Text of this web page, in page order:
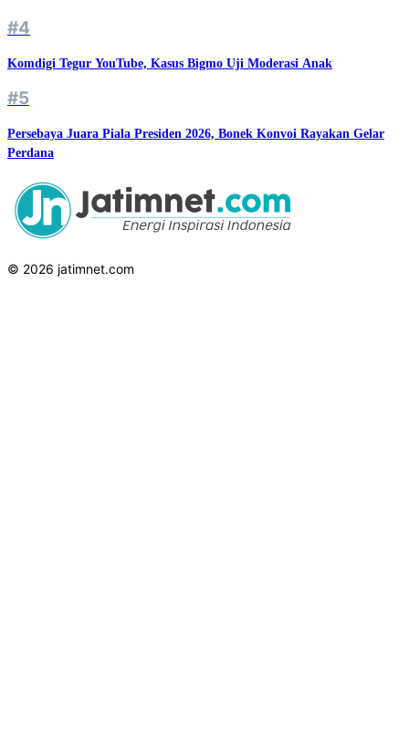
#4
Komdigi Tegur YouTube, Kasus Bigmo Uji Moderasi Anak
#5
Persebaya Juara Piala Presiden 2026, Bonek Konvoi Rayakan Gelar
Perdana
© 2026 jatimnet.com